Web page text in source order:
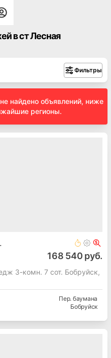
в ст Лесная
Фильтры
найдено объявлений, ниже
регионы.
168 540 руб.
3-комн. 7 сот. Бобруйск,
Пер. баумана
Бобруйск